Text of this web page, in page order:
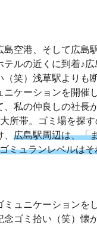
島空港、そして広島
テルの近くに到着♪
（笑）浅草駅よりも
ニケーションを開催
、私の仲良しの社長
所帯。ゴミ場を探
広島駅周辺は、「
ミュランレベルは
ミュニケーションを
念ゴミ拾い（笑）懐